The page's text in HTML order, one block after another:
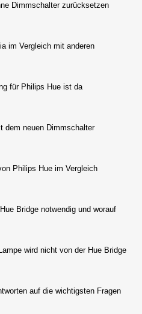
Dimmschalter zurücksetzen
im Vergleich mit anderen
für Philips Hue ist da
dem neuen Dimmschalter
Philips Hue im Vergleich
Bridge notwendig und worauf
wird nicht von der Hue Bridge
auf die wichtigsten Fragen